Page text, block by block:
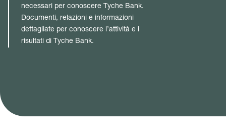
necessari per conoscere Tyche Bank.
Documenti, relazioni e informazioni
dettagliate per conoscere l’attività e i
risultati di Tyche Bank.